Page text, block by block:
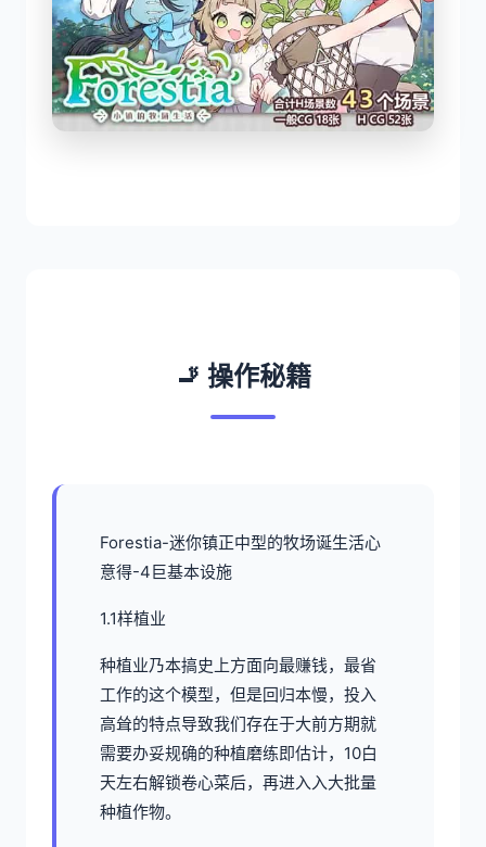
🚬 操作秘籍
Forestia-迷你镇正中型的牧场诞生活心
意得-4巨基本设施
1.1样植业
种植业乃本搞史上方面向最赚钱，最省
工作的这个模型，但是回归本慢，投入
高耸的特点导致我们存在于大前方期就
需要办妥规确的种植磨练即估计，10白
天左右解锁卷心菜后，再进入入大批量
种植作物。